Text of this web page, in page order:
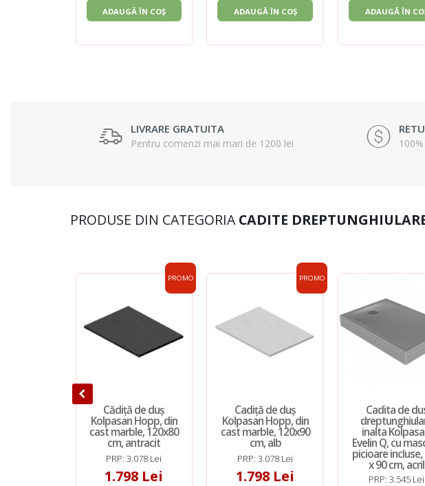
ADAUGĂ ÎN COȘ ADAUGĂ ÎN COȘ ADAUGĂ ÎN
LIVRARE GRATUITA
Pentru comenzi mai mari de 1200 lei
PRODUSE DIN CATEGORIACADITE
PROMO
Cădiță de duș
Kolpasan Hopp, din
cast marble, 120x80
cm, antracit
PRP: 3.078 Lei
1.798 Lei
PROMO
Cadiță de duș
Kolpasan Hopp, din
cast marble, 120x90
cm, alb
PRP: 3.078 Lei
1.798 Lei
Cadita de
inalta
Evelin Q, cu
picioare incluse,
x 90 cm, acril
PRP: 3.545 Lei